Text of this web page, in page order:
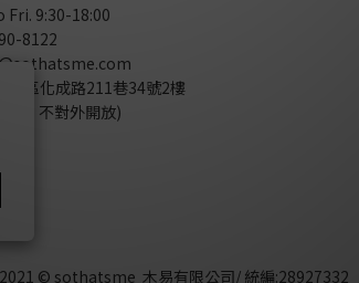
9:30-18:00
8122
莊區化成路211巷34號2樓
不對外開放)
© sothatsme 木易有限公司/ 統編:28927332